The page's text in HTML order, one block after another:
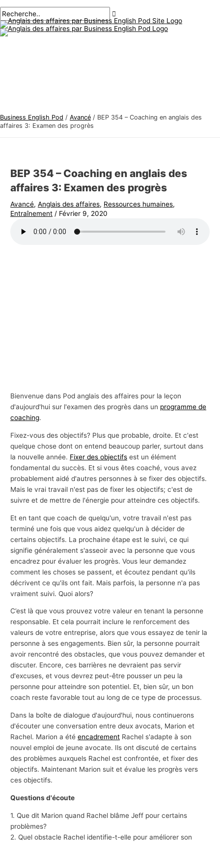
au
contenu
principal
Business English Pod / Avancé / BEP 354 – Coaching en anglais des
affaires 3: Examen des progrès
BEP 354 – Coaching en anglais des
affaires 3: Examen des progrès
Avancé,Anglais des affaires, Ressources humaines,
Entraînement / Février 9, 2020
Bienvenue dans Pod anglais des affaires pour la leçon
d'aujourd'hui sur l'examen des progrès dans un programme de
coaching.
Fixez-vous des objectifs? Plus que probable, droite. Et c'est
quelque chose dont on entend beaucoup parler, surtout dans
la nouvelle année. Fixer des objectifs est un élément
fondamental du succès. Et si vous êtes coaché, vous avez
probablement aidé d'autres personnes à se fixer des objectifs.
Mais le vrai travail n'est pas de fixer les objectifs; c'est de
suivre et de mettre de l'énergie pour atteindre ces objectifs.
Et en tant que coach de quelqu'un, votre travail n'est pas
terminé une fois que vous aidez quelqu'un à décider de
certains objectifs. La prochaine étape est le suivi, ce qui
signifie généralement s'asseoir avec la personne que vous
encadrez pour évaluer les progrès. Vous leur demandez
comment les choses se passent, et écoutez pendant qu'ils
décrivent ce qu'ils ont fait. Mais parfois, la personne n'a pas
vraiment suivi. Quoi alors?
C’est là que vous prouvez votre valeur en tenant la personne
responsable. Et cela pourrait inclure le renforcement des
valeurs de votre entreprise, alors que vous essayez de tenir la
personne à ses engagements. Bien sûr, la personne pourrait
avoir rencontré des obstacles, que vous pouvez demander et
discuter. Encore, ces barrières ne devraient pas servir
d'excuses, et vous devrez peut-être pousser un peu la
personne pour atteindre son potentiel. Et, bien sûr, un bon
coach reste favorable tout au long de ce type de processus.
Dans la boîte de dialogue d'aujourd'hui, nous continuerons
d'écouter une conversation entre deux avocats, Marion et
Rachel. Marion a étéencadrement Rachel s'adapte à son
nouvel emploi de jeune avocate. Ils ont discuté de certains
des problèmes auxquels Rachel est confrontée, et fixer des
objectifs. Maintenant Marion suit et évalue les progrès vers
ces objectifs.
Questions d'écoute
1. Que dit Marion quand Rachel blâme Jeff pour certains
problèmes?
2. Quel obstacle Rachel identifie-t-elle pour améliorer son
des
articles
ici..
mail*
S
u
j
n
i
s
d
e
R
e
c
r